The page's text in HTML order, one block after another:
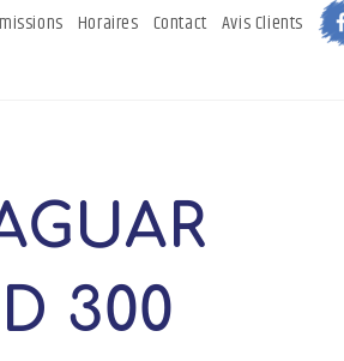
Horaires Contact Avis Clients
300